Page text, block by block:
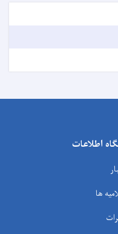
اطلاعات
ها